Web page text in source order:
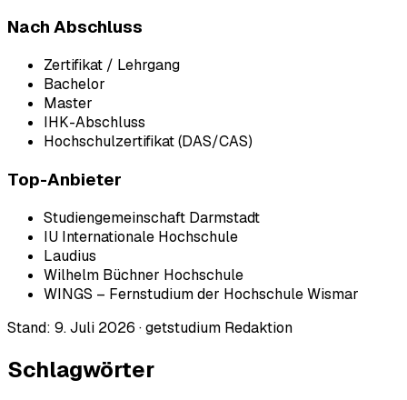
Nach Abschluss
Zertifikat / Lehrgang
Bachelor
Master
IHK-Abschluss
Hochschulzertifikat (DAS/CAS)
Top-Anbieter
Studiengemeinschaft Darmstadt
IU Internationale Hochschule
Laudius
Wilhelm Büchner Hochschule
WINGS – Fernstudium der Hochschule Wismar
Stand: 9. Juli 2026 ·getstudium Redaktion
Schlagwörter